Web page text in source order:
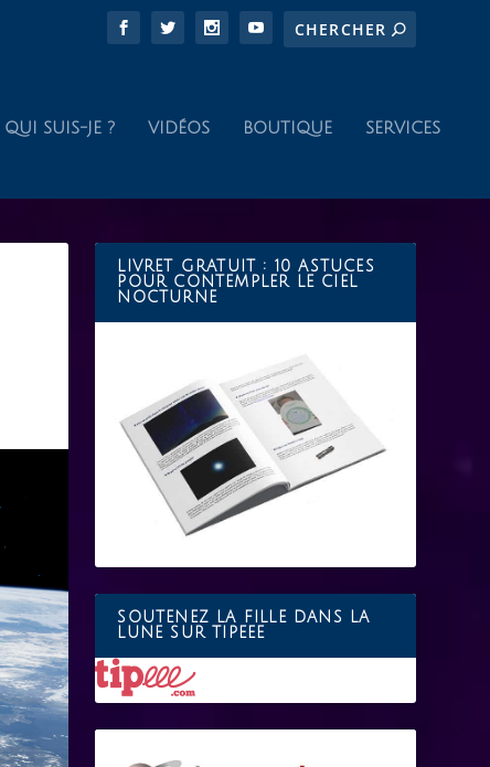
QUI SUIS-JE ? VIDÉOS BOUTIQUE SERVICES
LIVRET GRATUIT : 10 ASTUCES
POUR CONTEMPLER LE CIEL
NOCTURNE
SOUTENEZ LA FILLE DANS LA
LUNE SUR TIPEEE